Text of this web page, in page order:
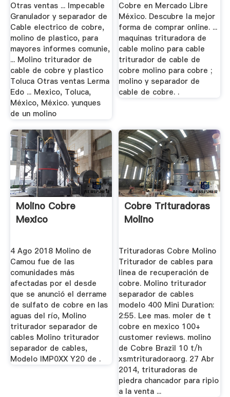
Otras ventas ... Impecable
Granulador y separador de
Cable electrico de cobre,
molino de plastico, para
mayores informes comunie,
... Molino triturador de
cable de cobre y plastico
Toluca Otras ventas Lerma
Edo ... Mexico, Toluca,
México, México. yunques
de un molino
Cobre en Mercado Libre
México. Descubre la mejor
forma de comprar online. ...
maquinas trituradora de
cable molino para cable
triturador de cable de
cobre molino para cobre ;
molino y separador de
cable de cobre. .
Molino Cobre
Mexico
4 Ago 2018 Molino de
Camou fue de las
comunidades más
afectadas por el desde
que se anunció el derrame
de sulfato de cobre en las
aguas del río, Molino
triturador separador de
cables Molino triturador
separador de cables,
Modelo IMP0XX Y20 de .
Cobre Trituradoras
Molino
Trituradoras Cobre Molino
Triturador de cables para
linea de recuperación de
cobre. Molino triturador
separador de cables
modelo 400 Mini Duration:
2:55. Lee mas. moler de t
cobre en mexico 100+
customer reviews. molino
de Cobre Brazil 10 t/h
xsmtrituradoraorg. 27 Abr
2014, trituradoras de
piedra chancador para ripio
a la venta ...